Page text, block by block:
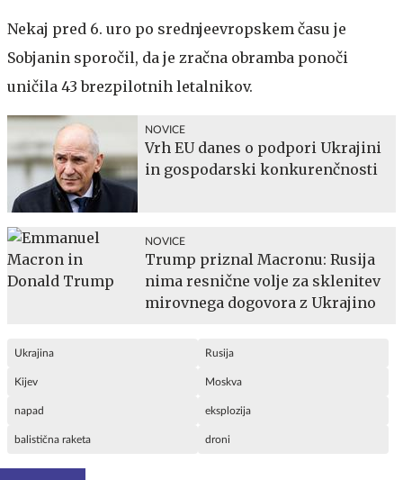
Nekaj pred 6. uro po srednjeevropskem času je
Sobjanin sporočil, da je zračna obramba ponoči
uničila 43 brezpilotnih letalnikov.
NOVICE
Vrh EU danes o podpori Ukrajini
in gospodarski konkurenčnosti
NOVICE
Trump priznal Macronu: Rusija
nima resnične volje za sklenitev
mirovnega dogovora z Ukrajino
Ukrajina Rusija
Kijev Moskva
napad eksplozija
balistična raketa droni